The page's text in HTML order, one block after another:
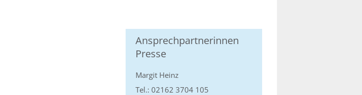
Ansprechpartnerinnen
Presse
Margit Heinz
Tel.: 02162 3704 105